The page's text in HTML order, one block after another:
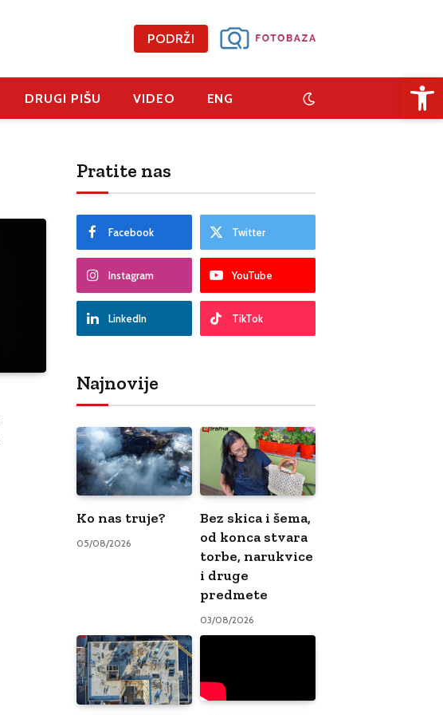
PODRŽI
DRUGI PIŠU VIDEO ENG
Pratite nas
Facebook Twitter
Instagram YouTube
LinkedIn TikTok
Najnovije
Ko nas truje?
05/08/2026
Bez skica i šema,
od konca stvara
torbe, narukvice
i druge
predmete
03/08/2026